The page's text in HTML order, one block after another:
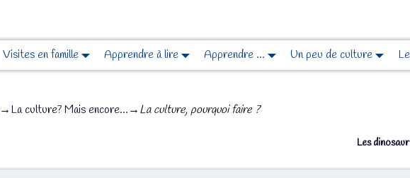
Visites en famille Apprendre à lire Apprendre … Un peu de culture
→La culture? Mais encore...→La culture, pourquoi faire ?
Les